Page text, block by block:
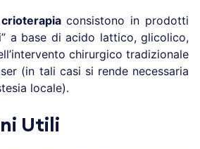
consistono in prodotti
a base di acido lattico, glicolico,
chirurgico tradizionale
(in tali casi si rende necessaria
locale).
Utili